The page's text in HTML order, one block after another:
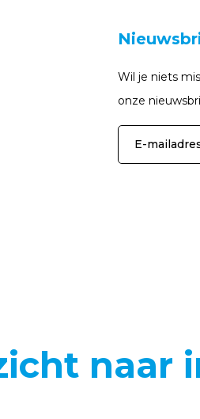
Wil je niets
onze
naar